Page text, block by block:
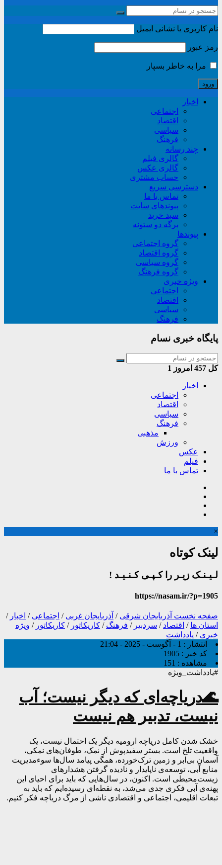
نام کاربری یا نشانی ایمیل
رمز عبور
مرا به خاطر بسپار
اخبار
اجتماعی
اقتصاد
سیاسی
فرهنگ
چند رسانه
گالری فیلم
گالری عکس
حساب مشتری
دسترسی سریع
تماس با ما
پیوندهای سایت
سبد خريد
برگه دو ستونه
پیوندها
گروه اجتماعی
گروه اقتصاد
گروه سیاسی
گروه فرهنگ
ویژه خبری
اجتماعی
اقتصاد
سیاسی
فرهنگ
پایگاه خبری نسام
کل امروز 1
اخبار
اجتماعی
اقتصاد
سیاسی
فرهنگ
مذهبی
ورزش
عکس
فیلم
تماس با ما
×
لینک کوتاه
لـیـنـک زیـر را کـپـی کـنـیـد !
https://nasam.ir/?p=1905
صفحه نخست آذربایجان شرقی / آذربایجان غربی / اجتماعی / اخبار /
استان ها / اقتصاد / سردبیر / فرهنگ / کاریکاتور / کاریکاتور / ویژه
خبری / یادداشت
انتشار : 1 - آگوست - 2025 - 21:04
کد خبر : 1905
مشاهده : 151
#یادداشت_ویژه
🌊‌دریاچه‌ای که دیگر نیست؛ آب
نیست، تدبیر هم نیست
خشک شدن کامل دریاچه ارومیه دیگر یک احتمال نیست، یک
واقعیت تلخ است. بستر سفیدپوش از نمک، طوفان‌های نمکی،
آسمانِ بی‌ابر و زمین ترک‌خورده، همگی پیامد سال‌ها سوء‌مدیریت
منابع آبی، توسعه‌ی ناپایدار و نادیده گرفتن هشدارهای
زیست‌محیطی است. اکنون، در سال‌هایی که باید برای احیای این
پهنه‌ی آبی فکری جدی می‌شد، به نقطه‌ای رسیده‌ایم که باید به
تبعات اقلیمی، اجتماعی و اقتصادی ناشی از مرگ دریاچه فکر کنیم.